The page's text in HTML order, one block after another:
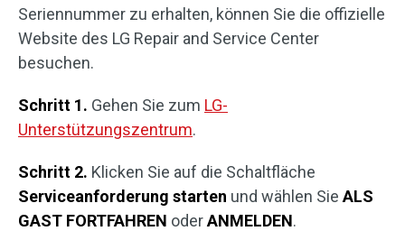
Seriennummer zu erhalten, können Sie die offizielle
Website des LG Repair and Service Center
besuchen.
Schritt 1. Gehen Sie zum LG-
Unterstützungszentrum.
Schritt 2. Klicken Sie auf die Schaltfläche
Serviceanforderung starten und wählen Sie ALS
GAST FORTFAHREN oderANMELDEN.